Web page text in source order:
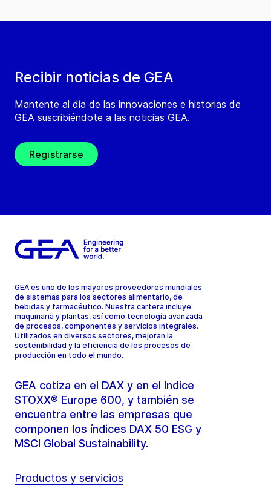
Recibir noticias de GEA
Mantente al día de las innovaciones e historias de
GEA suscribiéndote a las noticias GEA.
Registrarse
GEA es uno de los mayores proveedores mundiales
de sistemas para los sectores alimentario, de
bebidas y farmacéutico. Nuestra cartera incluye
maquinaria y plantas, así como tecnología avanzada
de procesos, componentes y servicios integrales.
Utilizados en diversos sectores, mejoran la
sostenibilidad y la eficiencia de los procesos de
producción en todo el mundo.
GEA cotiza en el DAX y en el índice
STOXX® Europe 600, y también se
encuentra entre las empresas que
componen los índices DAX 50 ESG y
MSCI Global Sustainability.
Productos y servicios